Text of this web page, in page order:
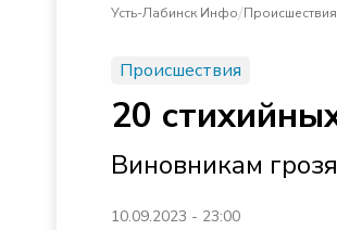
Усть-Лабинск Инфо/Происшествия
Происшествия
20
Виновникам
10.09.2023 - 23:00